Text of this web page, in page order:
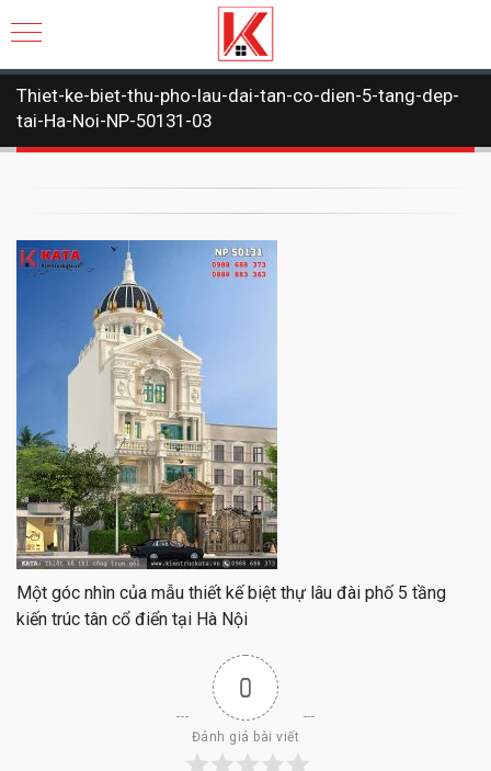
Thiet-ke-biet-thu-pho-lau-dai-tan-co-dien-5-tang-dep-
tai-Ha-Noi-NP-50131-03
Một góc nhìn của mẫu thiết kế biệt thự lâu đài phố 5 tầng
kiến trúc tân cổ điển tại Hà Nội
0
Đánh giá bài viết